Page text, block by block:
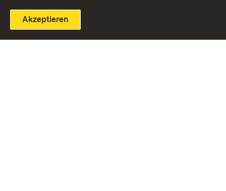
Akzeptieren